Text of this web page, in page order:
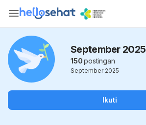
September 2025
150postingan
September 2025
Ikuti